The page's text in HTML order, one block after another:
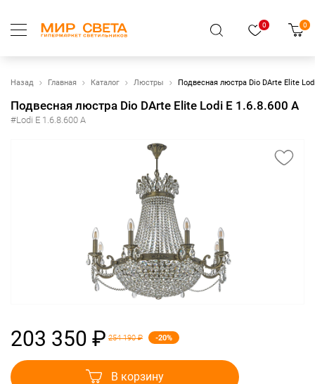
0 0
Назад Главная Каталог Люстры Подвесная люстра Dio DArte Elite
Подвесная люстра Dio DArte Elite Lodi E 1.6.8.600 A
#Lodi E 1.6.8.600 A
203 350 ₽ 254 190 ₽ -20%
В корзину